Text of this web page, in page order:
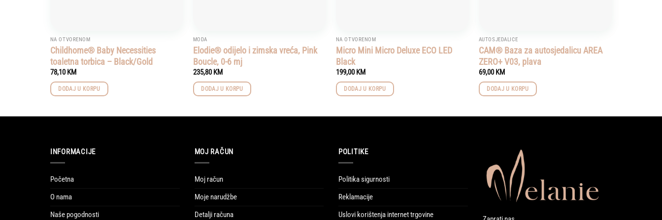
NA OTVORENOM
Childhome® Baby Necessities
toaletna torbica – Black/Gold
78,10KM
DODAJ U KORPU
MODA
Elodie® odijelo i zimska vreća, Pink
Boucle, 0-6 mj
235,80KM
DODAJ U KORPU
NA OTVORENOM
Micro Mini Micro Deluxe ECO LED
Black
199,00KM
DODAJ U KORPU
AUTOSJEDALICE
CAM® Baza za autosjedalicu AREA
ZERO+ V03, plava
69,00KM
DODAJ U KORPU
INFORMACIJE
Početna
O nama
Naše pogodnosti
MOJ RAČUN
Moj račun
Moje narudžbe
Detalji računa
POLITIKE
Politika sigurnosti
Reklamacije
Uslovi korištenja internet trgovine